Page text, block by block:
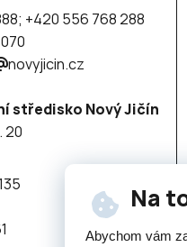
Na
Abychom vám
+420 556 768 288
novyjicin.cz
středisko Nový Jičín
20